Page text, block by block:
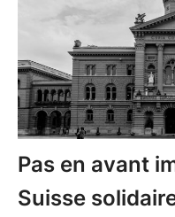
Pas en avant
Suisse